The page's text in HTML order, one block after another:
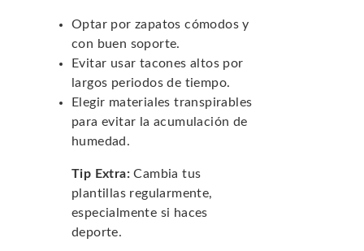
Optar por zapatos cómodos y
con buen soporte.
Evitar usar tacones altos por
largos periodos de tiempo.
Elegir materiales transpirables
para evitar la acumulación de
humedad.
Tip Extra: Cambia tus
plantillas regularmente,
especialmente si haces
deporte.